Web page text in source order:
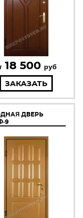
18 500 руб
ЗАКАЗАТЬ
ДВЕРЬ
9